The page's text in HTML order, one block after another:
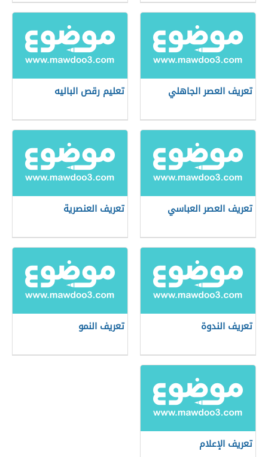
تعريف العصر الجاهلي تعليم رقص الباليه
تعريف العصر العباسي تعريف العنصرية
تعريف الندوة تعريف النمو
تعريف الإعلام